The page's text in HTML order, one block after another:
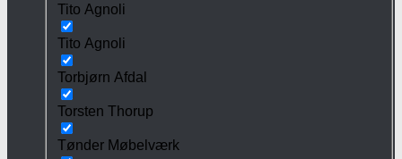
Tito Agnoli
Tito Agnoli
Torbjørn Afdal
Torsten Thorup
Tønder Møbelværk